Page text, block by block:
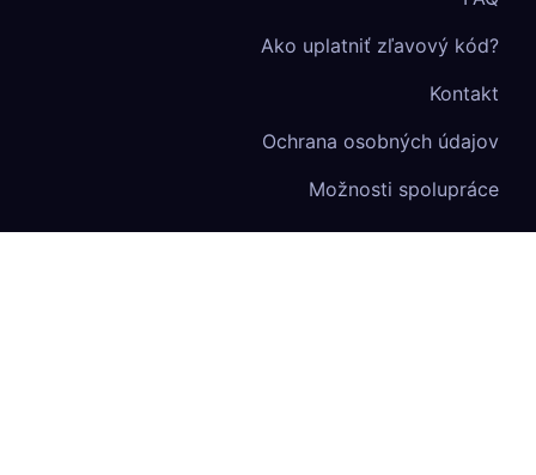
Ako uplatniť zľavový kód?
Kontakt
Ochrana osobných údajov
Možnosti spolupráce